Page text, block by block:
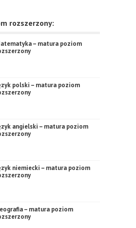
rozszerzony:
– matura poziom
polski – matura poziom
angielski – matura poziom
niemiecki – matura poziom
– matura poziom